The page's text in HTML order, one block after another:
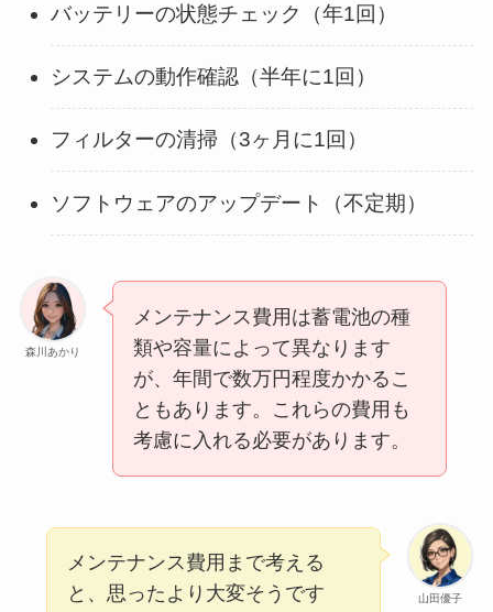
バッテリーの状態チェック（年1回）
システムの動作確認（半年に1回）
フィルターの清掃（3ヶ月に1回）
ソフトウェアのアップデート（不定期）
森川あかり
メンテナンス費用は蓄電池の種
類や容量によって異なります
が、年間で数万円程度かかるこ
ともあります。これらの費用も
考慮に入れる必要があります。
山田優子
メンテナンス費用まで考える
と、思ったより大変そうです